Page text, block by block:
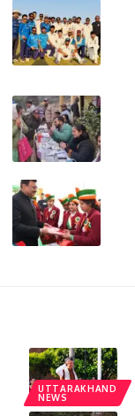
UTTARAKHAND
NEWS